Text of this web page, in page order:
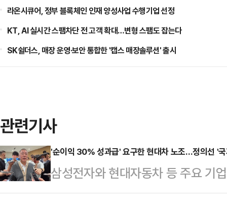
라온시큐어, 정부 블록체인 인재 양성사업 수행기업 선정
KT, AI 실시간 스팸차단 전 고객 확대…변형 스팸도 잡는다
SK쉴더스, 매장 운영·보안 통합한 '캡스 매장솔루션' 출시
관련기사
'순이익 30% 성과급' 요구한 현대차 노조…정의선 '
삼성전자와 현대자동차 등 주요 기
갈등이 확산하는 가운데 정의선 현